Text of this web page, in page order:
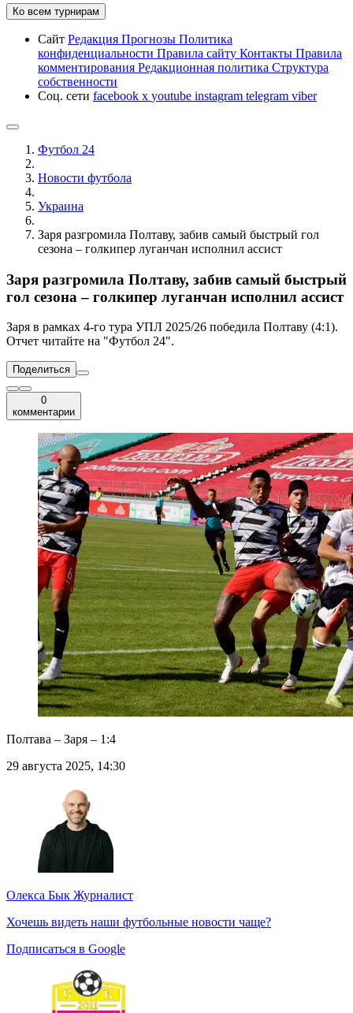
Ко всем турнирам
Сайт Редакция Прогнозы Политика
конфиденциальности Правила сайту Контакты Правила
комментирования Редакционная политика Структура
собственности
Соц. сети facebook x youtube instagram telegram viber
Футбол 24
Новости футбола
Украина
Заря разгромила Полтаву, забив самый быстрый гол
сезона – голкипер луганчан исполнил ассист
Заря разгромила Полтаву, забив самый быстрый
гол сезона – голкипер луганчан исполнил ассист
Заря в рамках 4-го тура УПЛ 2025/26 победила Полтаву (4:1).
Отчет читайте на "Футбол 24".
Поделиться
0
комментарии
Полтава – Заря – 1:4
29 августа 2025, 14:30
Олекса Бык Журналист
Хочешь видеть наши футбольные новости чаще?
Подписаться в Google